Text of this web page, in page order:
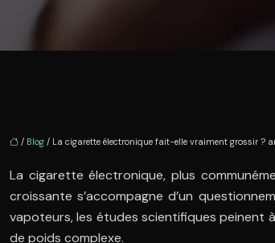
/ Blog / La cigarette électronique fait-elle vraiment grossir ?
La cigarette électronique, plus
croissante s’accompagne d’un
vapoteurs, les études scientifiques peinent
de poids complexe.